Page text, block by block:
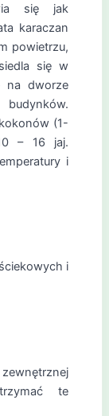
się jak
karaczan
powietrzu,
się w
na dworze
(1-
– 16 jaj.
i
i
te